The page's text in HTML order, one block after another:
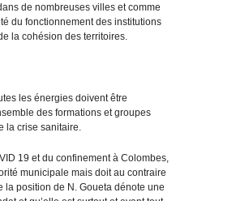
de nombreuses villes et comme
du fonctionnement des institutions
la cohésion des territoires.
les énergies doivent être
des formations et groupes
la crise sanitaire.
19 et du confinement à Colombes,
municipale mais doit au contraire
la position de N. Goueta dénote une